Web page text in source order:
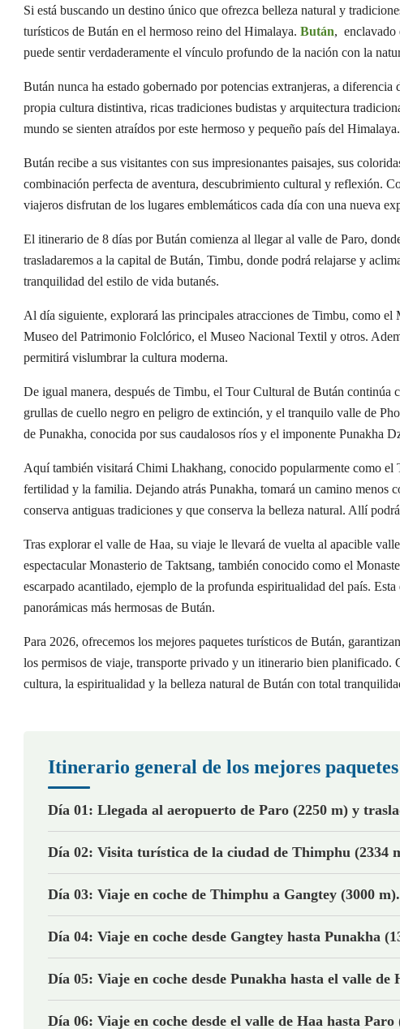
Si está buscando un destino único que ofrezca belleza natural y
turísticos de Bután en el hermoso reino del Himalaya. Bután, ​‍​‌‍​‍‌​‍​‌‍​‍‌ enclavado
puede sentir verdaderamente el vínculo profundo de la nación con la
Bután nunca ha estado gobernado por potencias extranjeras, a
propia cultura distintiva, ricas tradiciones budistas y arquitectura
mundo se sienten atraídos por este hermoso y pequeño país del Himalaya.
Bután recibe a sus visitantes con sus impresionantes paisajes, sus
combinación perfecta de aventura, descubrimiento cultural y reflexión.
viajeros disfrutan de los lugares emblemáticos cada día con una nueva
El itinerario de 8 días por Bután comienza al llegar al valle de Paro,
trasladaremos a la capital de Bután, Timbu, donde podrá relajarse y
tranquilidad del estilo de vida butanés.
Al día siguiente, explorará las principales atracciones de Timbu, como
Museo del Patrimonio Folclórico, el Museo Nacional Textil y otros.
permitirá vislumbrar la cultura moderna.
De igual manera, después de Timbu, el Tour Cultural de Bután continúa
grullas de cuello negro en peligro de extinción, y el tranquilo valle de
de Punakha, conocida por sus caudalosos ríos y el imponente Punakha
Aquí también visitará Chimi Lhakhang, conocido popularmente como
fertilidad y la familia. Dejando atrás Punakha, tomará un camino menos
conserva antiguas tradiciones y que conserva la belleza natural. Allí
Tras explorar el valle de Haa, su viaje le llevará de vuelta al apacible
espectacular Monasterio de Taktsang, también conocido como el
escarpado acantilado, ejemplo de la profunda espiritualidad del país.
panorámicas más hermosas de Bután.
Para 2026, ofrecemos los mejores paquetes turísticos de Bután,
los permisos de viaje, transporte privado y un itinerario bien planificado.
cultura, la espiritualidad y la belleza natural de Bután con total
Itinerario general de los mejores
Día 01: Llegada al aeropuerto de Paro (2250 m) y
Día 02: Visita turística de la ciudad de Thimphu (2334
Día 03: Viaje en coche de Thimphu a Gangtey (3000 m).
Día 04: Viaje en coche desde Gangtey hasta Punakha
Día 05: Viaje en coche desde Punakha hasta el valle de
Día 06: Viaje en coche desde el valle de Haa hasta Paro